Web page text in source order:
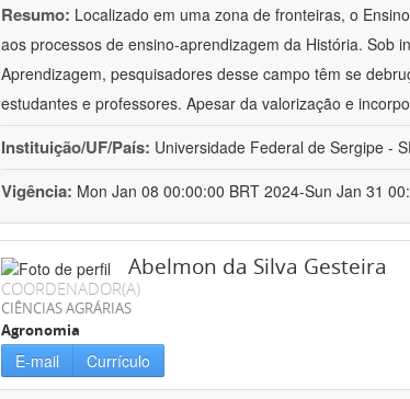
Resumo: Localizado em uma zona de fronteiras, o
aos processos de ensino-aprendizagem da História. Sob
Aprendizagem, pesquisadores desse campo têm se
estudantes e professores. Apesar da valorização e
Instituição/UF/País: Universidade Federal de Sergipe -
Vigência: Mon Jan 08 00:00:00 BRT 2024-Sun Jan 31
Abelmon da Silva Gesteira
COORDENADOR(A)
CIÊNCIAS AGRÁRIAS
Agronomia
E-mail Currículo